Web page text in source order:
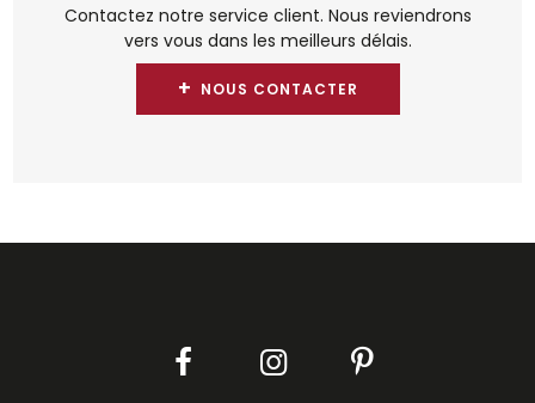
Contactez notre service client. Nous reviendrons
vers vous dans les meilleurs délais.
+ NOUS CONTACTER